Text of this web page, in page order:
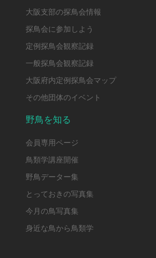
大阪支部の探鳥会情報
探鳥会に参加しよう
定例探鳥会観察記録
一般探鳥会観察記録
大阪府内定例探鳥会マップ
その他団体のイベント
野鳥を知る
会員専用ページ
鳥類学講座開催
野鳥データー集
とっておきの写真集
今月の鳥写真集
身近な鳥から鳥類学